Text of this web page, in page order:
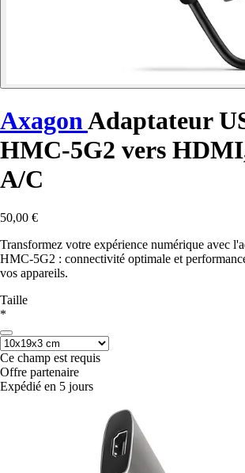
AxagonAdaptateur
HMC-5G2 vers
A/C
50,00 €
Transformez votre expérience numérique avec
HMC-5G2 : connectivité optimale et
vos appareils.
Taille
*
Ce champ est requis
Offre partenaire
Expédié en 5 jours